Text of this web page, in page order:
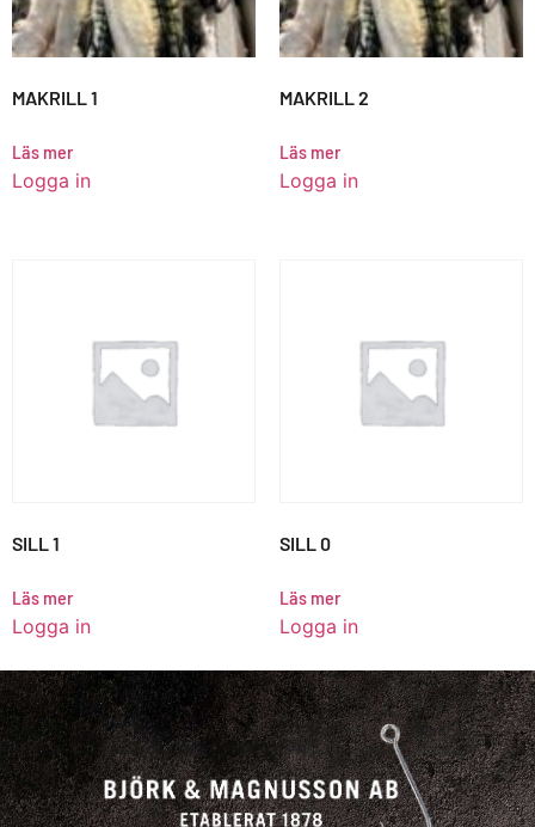
MAKRILL 1
Läs mer
Logga in
MAKRILL 2
Läs mer
Logga in
SILL 1
Läs mer
Logga in
SILL 0
Läs mer
Logga in